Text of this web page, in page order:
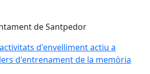
de Santpedor
d'envelliment actiu a
d'entrenament de la memòria